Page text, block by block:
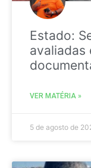
Estado:
avaliadas
VER MATÉRIA »
5 de agosto de